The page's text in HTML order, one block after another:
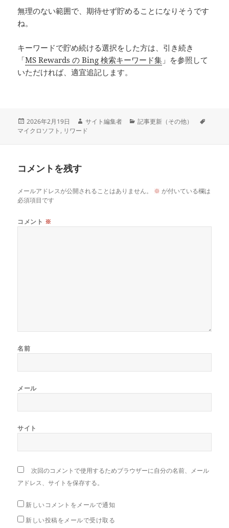
無理のない範囲で、期待せず貯めることになりそうです
ね。
キーワードで貯め続ける選択をした方は、引き続き
「MS Rewards の Bing 検索キーワード集 」を参照して
いただければ、適宜追記します。
投
稿
2026年2月19日
作
成
サイト編集者
カ
記事更新（その他）
マイクロソフト , リワード
コメントを残す
メールアドレスが公開されることはありません。 ※ が付いている欄は
必須項目です
コメント ※
名前
メール
サイト
次回のコメントで使用するためブラウザーに自分の名前、メール
アドレス、サイトを保存する。
新しいコメントをメールで通知
新しい投稿をメールで受け取る